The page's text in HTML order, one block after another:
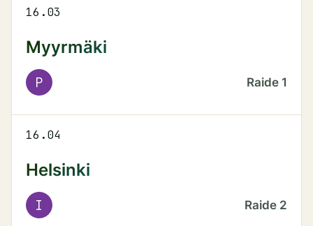
16.03
Myyrmäki
P Raide 1
16.04
Helsinki
I Raide 2